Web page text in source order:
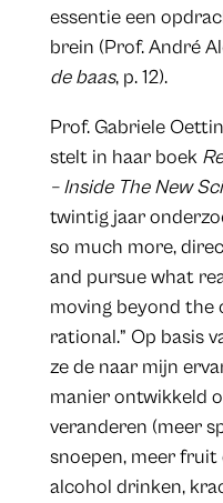
essentie een
brein (Prof. André
de baas, p. 12).
Prof. Gabriele
stelt in haar boek
– Inside The New
twintig jaar
so much more,
and pursue what
moving beyond the
rational.” Op basis
ze de naar mijn
manier ontwikkeld
veranderen (meer
snoepen, meer
alcohol drinken,